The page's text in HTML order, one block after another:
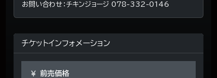
お問い合わせ：チキンジョージ 078-332-0146
チケットインフォメーション
前売価格